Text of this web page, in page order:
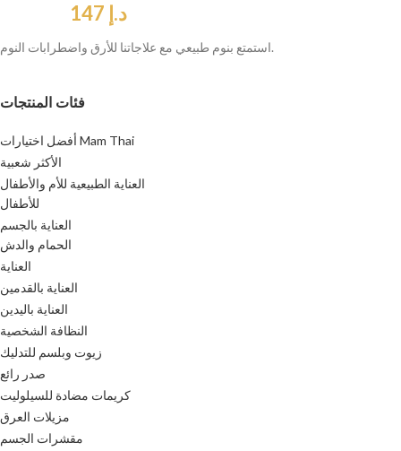
فئات المنتجات
أفضل اختيارات Mam Thai
الأكثر شعبية
العناية الطبيعية للأم والأطفال
للأطفال
العناية بالجسم
الحمام والدش
العناية
العناية بالقدمين
العناية باليدين
النظافة الشخصية
زيوت وبلسم للتدليك
صدر رائع
كريمات مضادة للسيلوليت
مزيلات العرق
مقشرات الجسم
د.إ
استمتع بنوم طبيعي مع علاجاتنا للأرق واضطرابات النوم.